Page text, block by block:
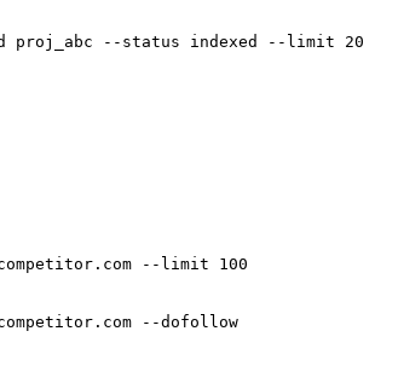
proj_abc --status indexed --limit 20
--limit 100
--dofollow